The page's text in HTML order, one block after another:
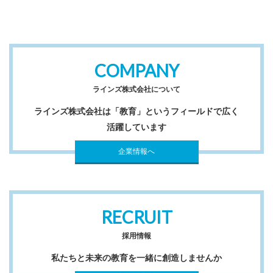
COMPANY
ラインズ株式会社について
ラインズ株式会社は「教育」というフィールドで広く
活躍しています
企業情報へ
RECRUIT
採用情報
私たちと未来の教育を一緒に創造しませんか